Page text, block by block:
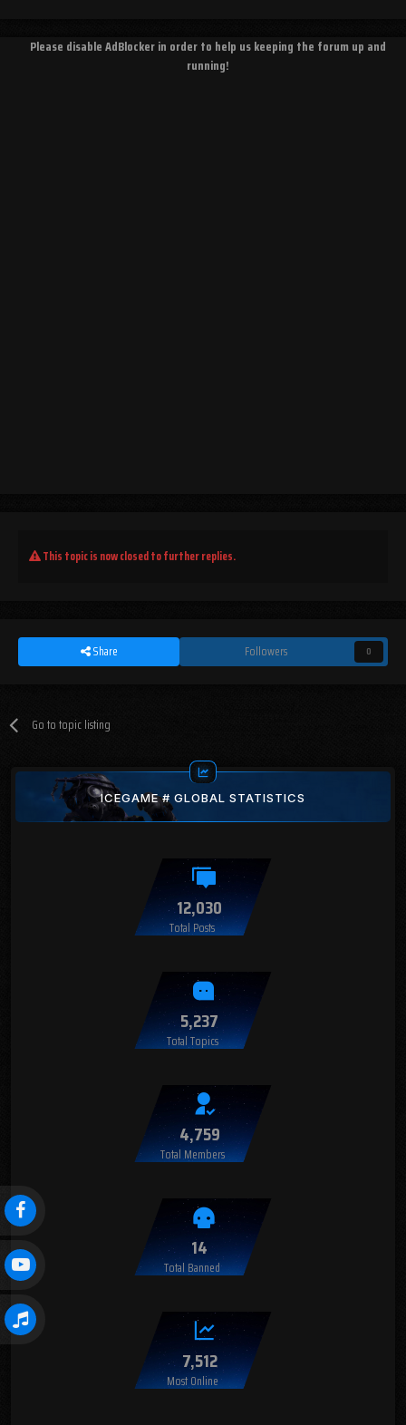
Please disable AdBlocker in order to help us keeping the forum up and
running!
This topic is now closed to further replies.
Share Followers 0
Go to topic listing
ICEGAME # GLOBAL STATISTICS
12,030
Total Posts
5,237
Total Topics
4,759
Total Members
14
Total Banned
7,512
Most Online